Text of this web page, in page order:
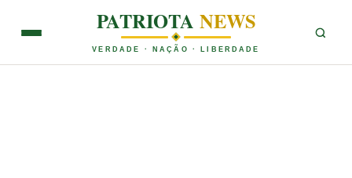
PATRIOTANEWS
VERDADE · NAÇÃO · LIBERDADE